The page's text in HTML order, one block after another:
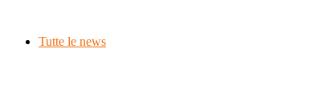
Tutte le news